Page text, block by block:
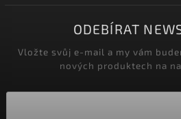
ODEBÍRAT
Vložte svůj e-mail a my vám
nových produktech na